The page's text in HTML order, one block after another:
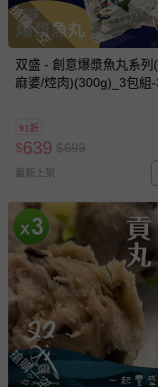
(醋磺內酯鉀、二氧
色素 筍干焢肉爆漿
酸二澱粉、豬肉(台
椒粉、調味劑(L-麩
二鈉)、複方品質改
化矽)
商品重（容）量：
食品添加物名稱：
製造廠商或國內負
製造廠商或國內負
製造廠商或國內負
43號7樓
食品業者登錄字號
投保產品責任險字
健康食品字號/有機
搶購一空
双盛 - 創意爆漿魚丸系列
麻婆/焢肉)(300g)_3包組
91折
$639 $699
最新上架
搶購一空